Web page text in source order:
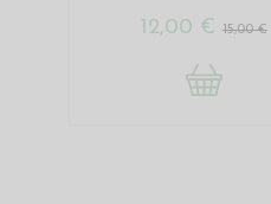
12,00 € 15,00 €